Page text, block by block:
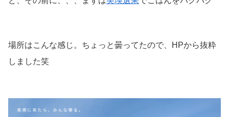
場所はこんな感じ。ちょっと曇ってたので、HPから抜粋
しました笑